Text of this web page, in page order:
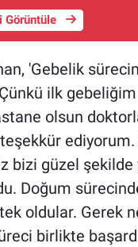
Görüntüle
'Gebelik
Çünkü ilk
olsun
bizi güzel
Doğum
oldular. Gerek
birlikte